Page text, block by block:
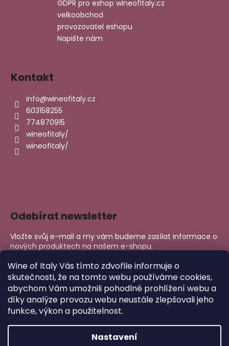
Wine of Italy Vás tímto zdvořile informuje o
skutečnosti, že na tomto webu používáme cookies,
abychom Vám umožnili pohodlné prohlížení webu a
díky analýze provozu webu neustále zlepšovali jeho
funkce, výkon a použitelnost.
Nastavení
GDPR pro eshop wineofitaly.cz
velkoobchod
provozovatel eshopu
Napište nám
Kontakt
info@wineofitaly.cz
603158255
774870915
wineofitaly/
wineofitaly/
Odebírat newsletter
Vložte svůj e-mail a my vám budeme zasílat informace o
nových produktech na našem e-shopu.
E-mail
PŘIHLÁSIT SE
Wine of Italy. Všechna práva vyhrazena.